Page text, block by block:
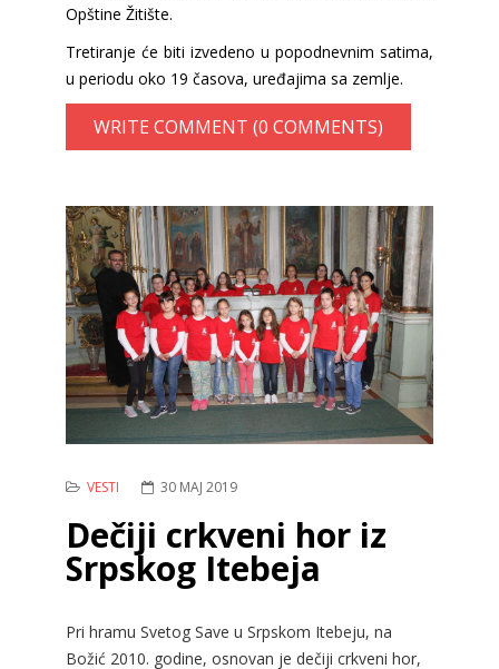
Opštine Žitište.
Tretiranje će biti izvedeno u popodnevnim satima,
u periodu oko 19 časova, uređajima sa zemlje.
WRITE COMMENT (0 COMMENTS)
VESTI 30 MAJ 2019
Dečiji crkveni hor iz
Srpskog Itebeja
Pri hramu Svetog Save u Srpskom Itebeju, na
Božić 2010. godine, osnovan je dečiji crkveni hor,